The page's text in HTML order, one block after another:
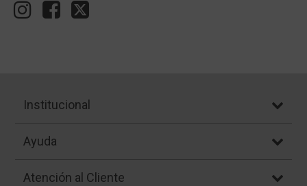
Institucional
Ayuda
Atención al Cliente